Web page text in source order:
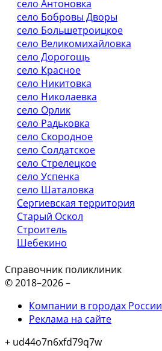
село Антоновка
село Бобровы Дворы
село Большетроицкое
село Великомихайловка
село Дорогощь
село Красное
село Никитовка
село Николаевка
село Орлик
село Радьковка
село Скородное
село Солдатское
село Стрелецкое
село Успенка
село Шаталовка
Сергиевская территория
Старый Оскол
Строитель
Шебекино
Справочник поликлиник
© 2018–2026 –
Компании в городах России
Реклама на сайте
+ ud44o7n6xfd79q7w